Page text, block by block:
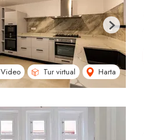
Video Tur virtual Harta
Next